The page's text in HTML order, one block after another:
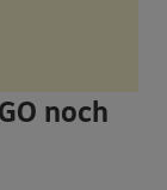
noch